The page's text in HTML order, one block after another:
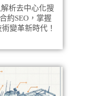
析去中心化搜
約SEO，掌握
變革新時代！